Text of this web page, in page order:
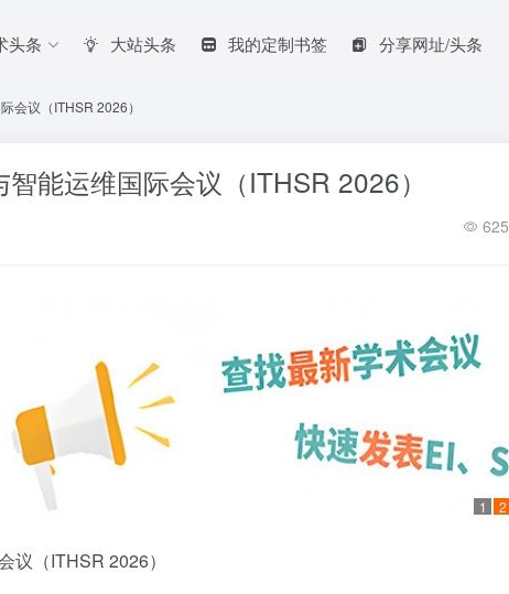
头条 大站头条 我的定制书签 分享网址/头条
会议（ITHSR 2026）
能运维国际会议（ITHSR 2026）
625
1 2
议（ITHSR 2026）